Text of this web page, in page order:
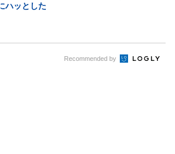
ハッとした
Recommended by